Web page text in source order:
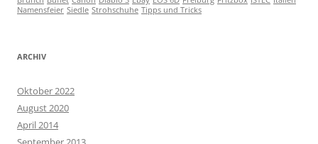
Namensfeier Siedle Strohschuhe Tipps und Tricks
ARCHIV
Oktober 2022
August 2020
April 2014